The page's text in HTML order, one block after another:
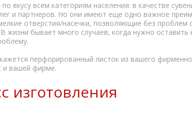
вкусу всем категориям населения: в качестве
и партнеров. Но они имеют еще одно важное
отверстия/насечки, позволяющие без проблем
жизни бывает много случаев, когда нужно
перфорированный листок из вашего
и вашей фирме.
изготовления